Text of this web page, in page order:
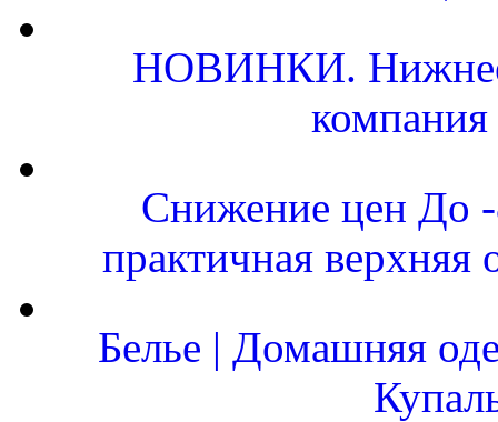
НОВИНКИ. Нижнее
Снижение цен До
практичная
Белье | Домашняя